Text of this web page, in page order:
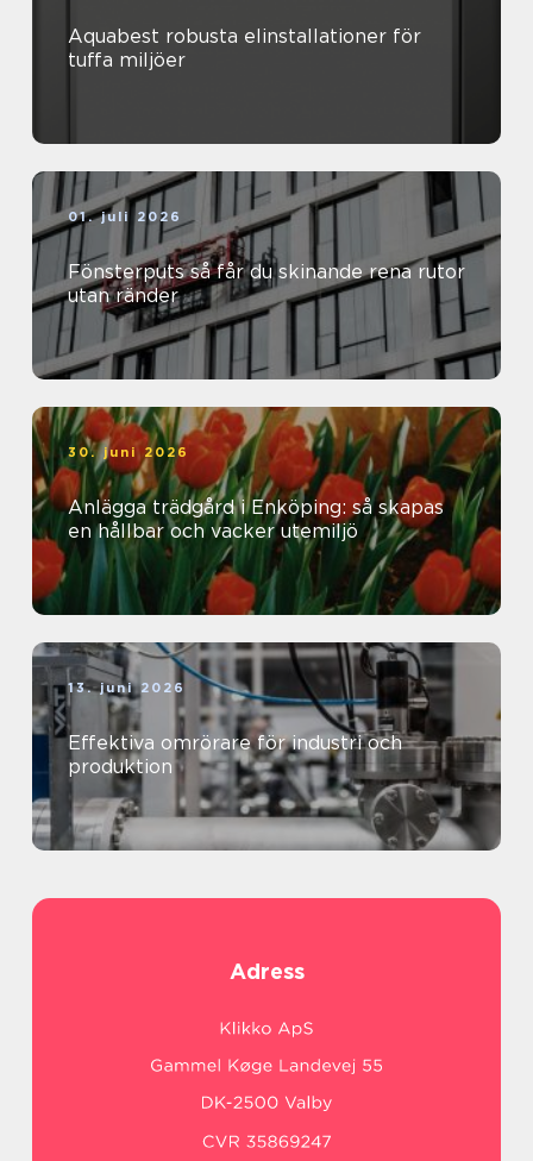
Aquabest robusta elinstallationer för
tuffa miljöer
01. juli 2026
Fönsterputs så får du skinande rena rutor
utan ränder
30. juni 2026
Anlägga trädgård i Enköping: så skapas
en hållbar och vacker utemiljö
13. juni 2026
Effektiva omrörare för industri och
produktion
Adress